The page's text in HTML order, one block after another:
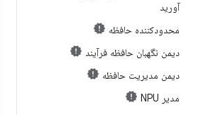
آورید
محدودکننده حافظه
دیمن نگهبان حافظه فرآیند
دیمن مدیریت حافظه
مدیر NPU